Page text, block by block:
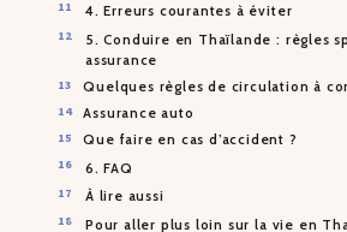
4. Erreurs courantes à éviter
5. Conduire en Thaïlande : règles
assurance
Quelques règles de circulation à
Assurance auto
Que faire en cas d’accident ?
6. FAQ
À lire aussi
Pour aller plus loin sur la vie en